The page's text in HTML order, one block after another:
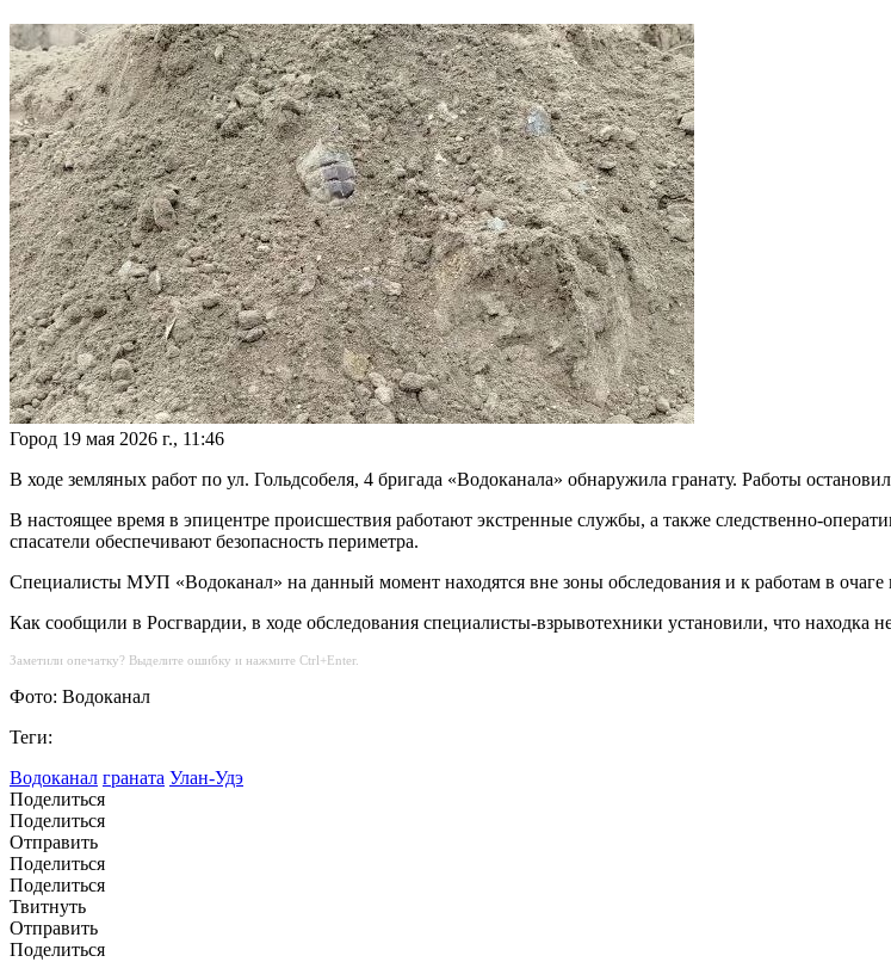
Город 19 мая 2026 г., 11:46
В ходе земляных работ по ул. Гольдсобеля, 4 бригада «Водоканала» обнаружила гранату. Работы
В настоящее время в эпицентре происшествия работают экстренные службы, а также следственно-
спасатели обеспечивают безопасность периметра.
Специалисты МУП «Водоканал» на данный момент находятся вне зоны обследования и к работам в очаге
Как сообщили в Росгвардии, в ходе обследования специалисты-взрывотехники установили, что находка
Заметили опечатку? Выделите ошибку и нажмите Ctrl+Enter.
Фото: Водоканал
Теги:
Водоканал граната Улан-Удэ
Поделиться
Поделиться
Отправить
Поделиться
Поделиться
Твитнуть
Отправить
Поделиться